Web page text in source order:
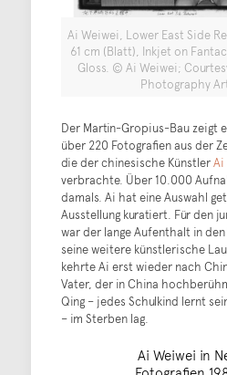
Ai Weiwei, Lower East Side
61 cm (Blatt), Inkjet on
Gloss. © Ai Weiwei;
Photography
Der Martin-Gropius-Bau zeigt
über 220 Fotografien aus der
die der chinesische KünstlerAi
verbrachte. Über 10.000
damals. Ai hat eine Auswahl
Ausstellung kuratiert. Für den
war der lange Aufenthalt in
seine weitere künstlerische
kehrte Ai erst wieder nach
Vater, der in China
Qing – jedes Schulkind lernt
– im Sterben lag.
Ai Weiwei in